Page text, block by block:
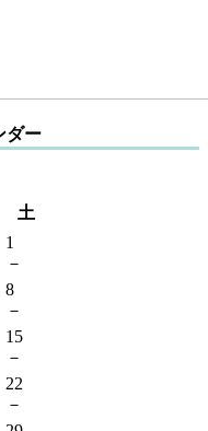
ダー
土
1
－
8
－
15
－
22
－